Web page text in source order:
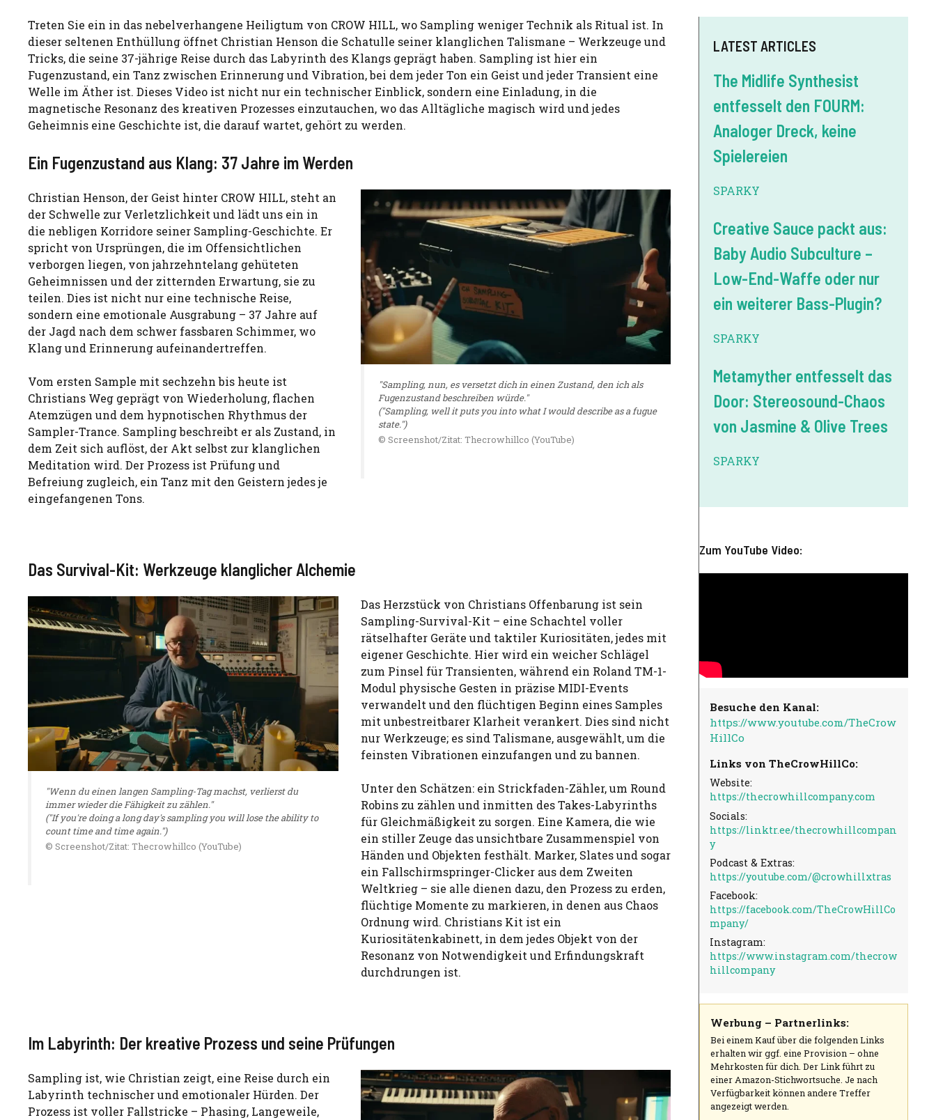
Treten Sie ein in das nebelverhangene Heiligtum von CROW HILL, wo Sampling weniger Technik als Ritual ist. In
dieser seltenen Enthüllung öffnet Christian Henson die Schatulle seiner klanglichen Talismane – Werkzeuge und
Tricks, die seine 37-jährige Reise durch das Labyrinth des Klangs geprägt haben. Sampling ist hier ein
Fugenzustand, ein Tanz zwischen Erinnerung und Vibration, bei dem jeder Ton ein Geist und jeder Transient eine
Welle im Äther ist. Dieses Video ist nicht nur ein technischer Einblick, sondern eine Einladung, in die
magnetische Resonanz des kreativen Prozesses einzutauchen, wo das Alltägliche magisch wird und jedes
Geheimnis eine Geschichte ist, die darauf wartet, gehört zu werden.
Ein Fugenzustand aus Klang: 37 Jahre im Werden
Christian Henson, der Geist hinter CROW HILL, steht an
der Schwelle zur Verletzlichkeit und lädt uns ein in
die nebligen Korridore seiner Sampling-Geschichte. Er
spricht von Ursprüngen, die im Offensichtlichen
verborgen liegen, von jahrzehntelang gehüteten
Geheimnissen und der zitternden Erwartung, sie zu
teilen. Dies ist nicht nur eine technische Reise,
sondern eine emotionale Ausgrabung – 37 Jahre auf
der Jagd nach dem schwer fassbaren Schimmer, wo
Klang und Erinnerung aufeinandertreffen.
Vom ersten Sample mit sechzehn bis heute ist
Christians Weg geprägt von Wiederholung, flachen
Atemzügen und dem hypnotischen Rhythmus der
Sampler-Trance. Sampling beschreibt er als Zustand, in
dem Zeit sich auflöst, der Akt selbst zur klanglichen
Meditation wird. Der Prozess ist Prüfung und
Befreiung zugleich, ein Tanz mit den Geistern jedes je
eingefangenen Tons.
"Sampling, nun, es versetzt dich in einen Zustand, den ich als
Fugenzustand beschreiben würde."
("Sampling, well it puts you into what I would describe as a fugue
state.")
© Screenshot/Zitat: Thecrowhillco (YouTube)
Das Survival-Kit: Werkzeuge klanglicher Alchemie
"Wenn du einen langen Sampling-Tag machst, verlierst du
immer wieder die Fähigkeit zu zählen."
("If you're doing a long day's sampling you will lose the ability to
count time and time again.")
© Screenshot/Zitat: Thecrowhillco (YouTube)
Das Herzstück von Christians Offenbarung ist sein
Sampling-Survival-Kit – eine Schachtel voller
rätselhafter Geräte und taktiler Kuriositäten, jedes mit
eigener Geschichte. Hier wird ein weicher Schlägel
zum Pinsel für Transienten, während ein Roland TM-1-
Modul physische Gesten in präzise MIDI-Events
verwandelt und den flüchtigen Beginn eines Samples
mit unbestreitbarer Klarheit verankert. Dies sind nicht
nur Werkzeuge; es sind Talismane, ausgewählt, um die
feinsten Vibrationen einzufangen und zu bannen.
Unter den Schätzen: ein Strickfaden-Zähler, um Round
Robins zu zählen und inmitten des Takes-Labyrinths
für Gleichmäßigkeit zu sorgen. Eine Kamera, die wie
ein stiller Zeuge das unsichtbare Zusammenspiel von
Händen und Objekten festhält. Marker, Slates und sogar
ein Fallschirmspringer-Clicker aus dem Zweiten
Weltkrieg – sie alle dienen dazu, den Prozess zu erden,
flüchtige Momente zu markieren, in denen aus Chaos
Ordnung wird. Christians Kit ist ein
Kuriositätenkabinett, in dem jedes Objekt von der
Resonanz von Notwendigkeit und Erfindungskraft
durchdrungen ist.
Im Labyrinth: Der kreative Prozess und seine Prüfungen
Sampling ist, wie Christian zeigt, eine Reise durch ein
Labyrinth technischer und emotionaler Hürden. Der
Prozess ist voller Fallstricke – Phasing, Langeweile,
LATEST ARTICLES
The Midlife Synthesist
entfesselt den FOURM:
Analoger Dreck, keine
Spielereien
SPARKY
Creative Sauce packt aus:
Baby Audio Subculture –
Low-End-Waffe oder nur
ein weiterer Bass-Plugin?
SPARKY
Metamyther entfesselt das
Door: Stereosound-Chaos
von Jasmine & Olive Trees
SPARKY
Zum YouTube Video:
Besuche den Kanal:
https://www.youtube.com/TheCrow
HillCo
Links von TheCrowHillCo:
Website:
https://thecrowhillcompany.com
Socials:
https://linktr.ee/thecrowhillcompan
y
Podcast & Extras:
https://youtube.com/@crowhillxtras
Facebook:
https://facebook.com/TheCrowHillCo
mpany/
Instagram:
https://www.instagram.com/thecrow
hillcompany
Werbung – Partnerlinks:
Bei einem Kauf über die folgenden Links
erhalten wir ggf. eine Provision – ohne
Mehrkosten für dich. Der Link führt zu
einer Amazon-Stichwortsuche. Je nach
Verfügbarkeit können andere Treffer
angezeigt werden.